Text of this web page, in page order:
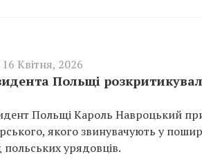
Квітня, 2026
Польщі
Польщі Кароль Навроцький
якого звинувачують у
польських урядовців.